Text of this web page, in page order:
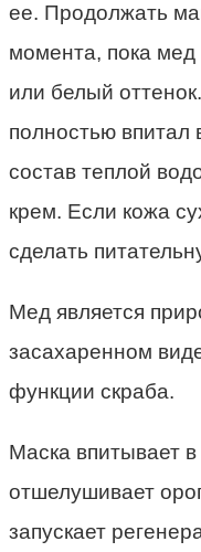
ее. Продолжать
момента, пока мед
или белый
полностью впитал
состав теплой
крем. Если кожа
сделать
Мед является
засахаренном
функции скраба.
Маска впитывает в
отшелушивает
запускает